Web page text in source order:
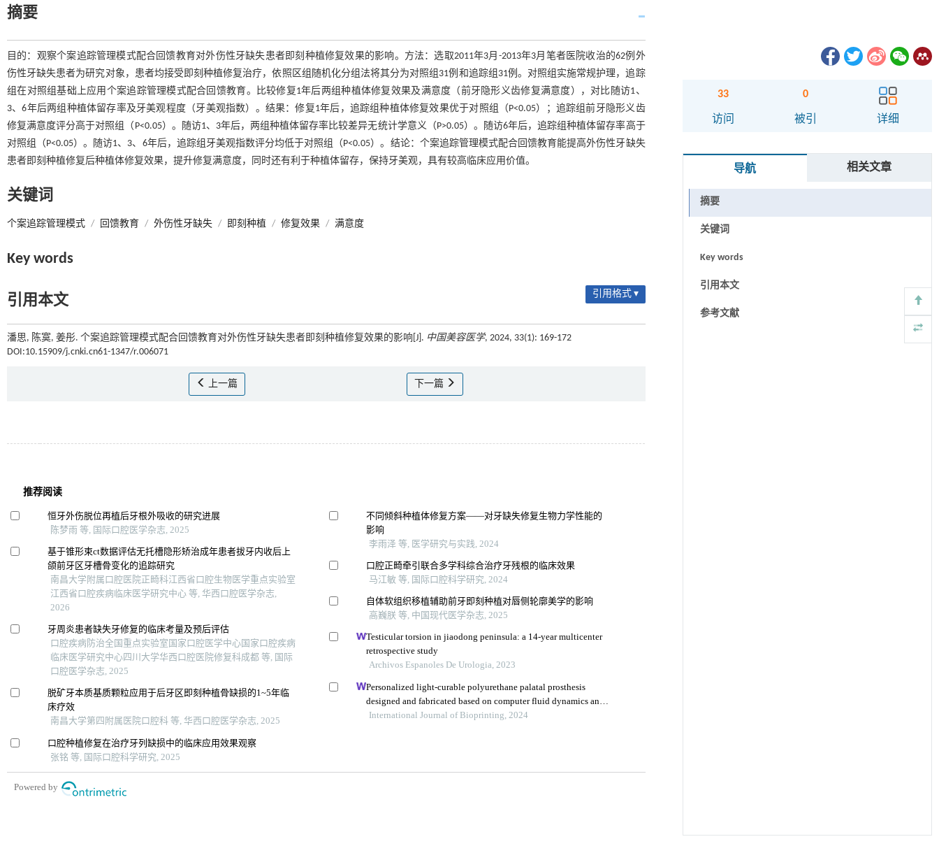
摘要
目的：观察个案追踪管理模式配合回馈教育对外伤性牙缺失患者即刻种植修复效果的影响。方法：选取2011年3月-2013年3月笔者医院收治的62例外
伤性牙缺失患者为研究对象，患者均接受即刻种植修复治疗，依照区组随机化分组法将其分为对照组31例和追踪组31例。对照组实施常规护理，追踪
组在对照组基础上应用个案追踪管理模式配合回馈教育。比较修复1年后两组种植体修复效果及满意度（前牙隐形义齿修复满意度），对比随访1、
3、6年后两组种植体留存率及牙美观程度（牙美观指数）。结果：修复1年后，追踪组种植体修复效果优于对照组（P<0.05）；追踪组前牙隐形义齿
修复满意度评分高于对照组（P<0.05）。随访1、3年后，两组种植体留存率比较差异无统计学意义（P>0.05）。随访6年后，追踪组种植体留存率高于
对照组（P<0.05）。随访1、3、6年后，追踪组牙美观指数评分均低于对照组（P<0.05）。结论：个案追踪管理模式配合回馈教育能提高外伤性牙缺失
患者即刻种植修复后种植体修复效果，提升修复满意度，同时还有利于种植体留存，保持牙美观，具有较高临床应用价值。
关键词
个案追踪管理模式 / 回馈教育 / 外伤性牙缺失 / 即刻种植 / 修复效果 / 满意度
Key words
引用本文 引用格式 ▾
潘思, 陈寞, 姜彤. 个案追踪管理模式配合回馈教育对外伤性牙缺失患者即刻种植修复效果的影响[J]. 中国美容医学, 2024, 33(1): 169-172
DOI:10.15909/j.cnki.cn61-1347/r.006071
上一篇 下一篇
33
访问
0
被引 详细
导航 相关文章
摘要
关键词
Key words
引用本文
参考文献